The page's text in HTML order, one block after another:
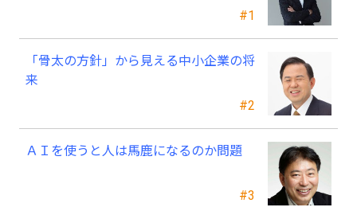
#1
業経営者が今、見直すべき採用・業務・
#2
「骨太の方針」から見える中小企業の将
来
#3
ＡＩを使うと人は馬鹿になるのか問題